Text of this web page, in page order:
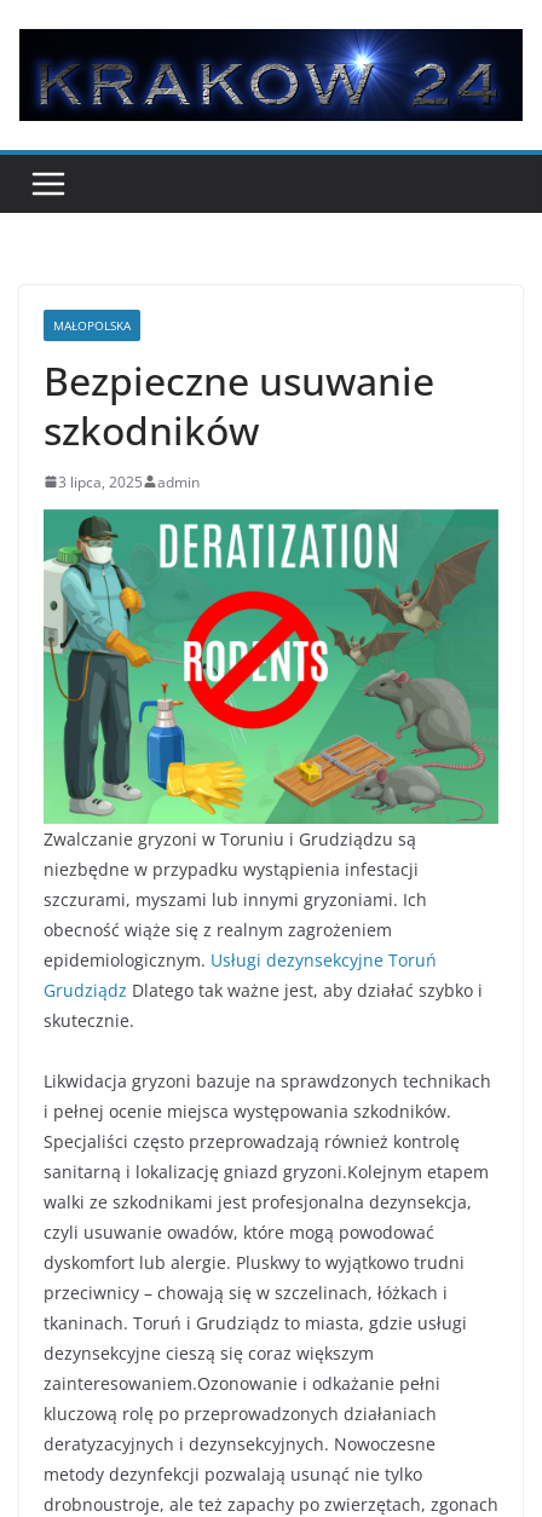
treści
MAŁOPOLSKA
Bezpieczne usuwanie
szkodników
3 lipca, 2025 admin
Zwalczanie gryzoni w Toruniu i Grudziądzu są
niezbędne w przypadku wystąpienia infestacji
szczurami, myszami lub innymi gryzoniami. Ich
obecność wiąże się z realnym zagrożeniem
epidemiologicznym. Usługi dezynsekcyjne Toruń
Grudziądz Dlatego tak ważne jest, aby działać szybko i
skutecznie.
Likwidacja gryzoni bazuje na sprawdzonych technikach
i pełnej ocenie miejsca występowania szkodników.
Specjaliści często przeprowadzają również kontrolę
sanitarną i lokalizację gniazd gryzoni.Kolejnym etapem
walki ze szkodnikami jest profesjonalna dezynsekcja,
czyli usuwanie owadów, które mogą powodować
dyskomfort lub alergie. Pluskwy to wyjątkowo trudni
przeciwnicy – chowają się w szczelinach, łóżkach i
tkaninach. Toruń i Grudziądz to miasta, gdzie usługi
dezynsekcyjne cieszą się coraz większym
zainteresowaniem.Ozonowanie i odkażanie pełni
kluczową rolę po przeprowadzonych działaniach
deratyzacyjnych i dezynsekcyjnych. Nowoczesne
metody dezynfekcji pozwalają usunąć nie tylko
drobnoustroje, ale też zapachy po zwierzętach, zgonach